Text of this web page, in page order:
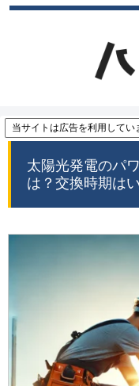
当サイトは広告を利用してい
太陽光発電のパ
は？交換時期は